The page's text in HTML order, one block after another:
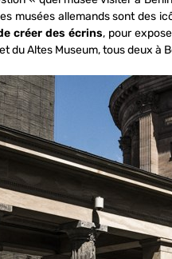
musées allemands sont des
créer des écrins, pour
du Altes Museum, tous deux à